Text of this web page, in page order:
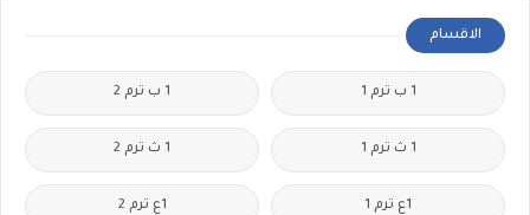
الاقسام
1 ب ترم 1 1 ب ترم 2
1 ث ترم 1 1 ث ترم 2
1ع ترم 1 1ع ترم 2